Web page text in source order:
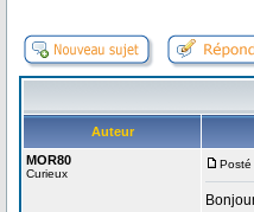
Auteur
MOR80
Curieux
Posté